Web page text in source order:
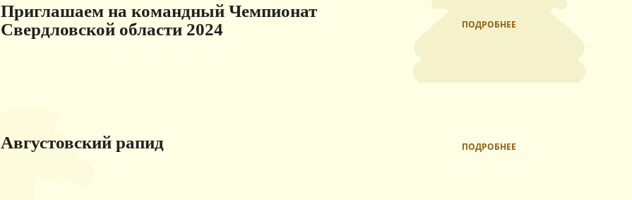
Приглашаем на командный Чемпионат
Свердловской области 2024
ПОДРОБНЕЕ
Августовский рапид ПОДРОБНЕЕ